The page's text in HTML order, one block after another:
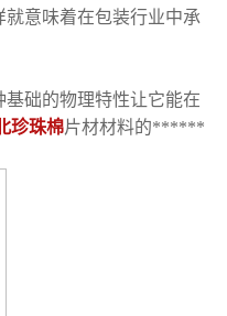
意味着在包装行业中承
础的物理特性让它能在
珍珠棉片材材料的******